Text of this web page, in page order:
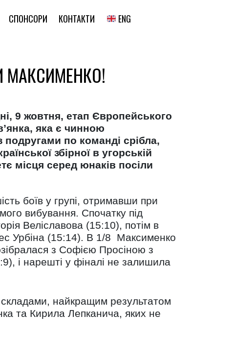
СПОНСОРИ КОНТАКТИ ENG
МАКСИМЕНКО!
9 жовтня, етап Європейського
яка є чинною
подругами по команді срібла,
збірної в угорській
місця серед юнаків посіли
боїв у групі, отримавши при
вибування. Спочатку під
Веліславова (15:10), потім в
Урбіна (15:14). В 1/8 Максименко
з Софією Просіною з
і нарешті у фіналі не залишила
найкращим результатом
та Кирила Лепканича, яких не